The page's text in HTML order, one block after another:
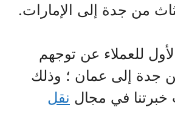
من جدة إلى الإمارات.
للعملاء عن توجهم
جدة إلى عمان ؛ وذلك
في مجال نقل